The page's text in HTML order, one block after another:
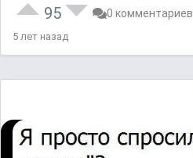
95 0 комментариев
5 лет назад